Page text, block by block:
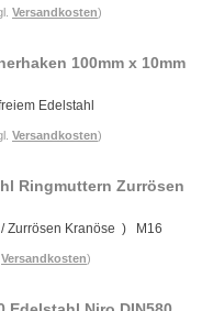
Versandkosten)
100mm x 10mm
Edelstahl
Versandkosten)
Ringmuttern Zurrösen
/ Zurrösen Kranöse ) M16
Versandkosten)